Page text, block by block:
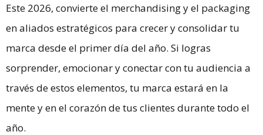
Este 2026, convierte el merchandising y el packaging
en aliados estratégicos para crecer y consolidar tu
marca desde el primer día del año. Si logras
sorprender, emocionar y conectar con tu audiencia a
través de estos elementos, tu marca estará en la
mente y en el corazón de tus clientes durante todo el
año.